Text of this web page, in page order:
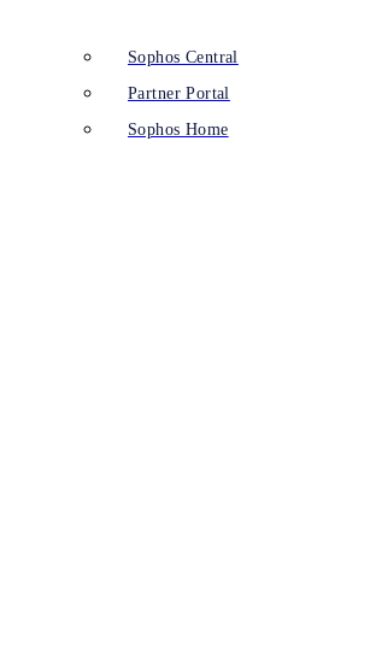
Sophos Central
Partner Portal
Sophos Home